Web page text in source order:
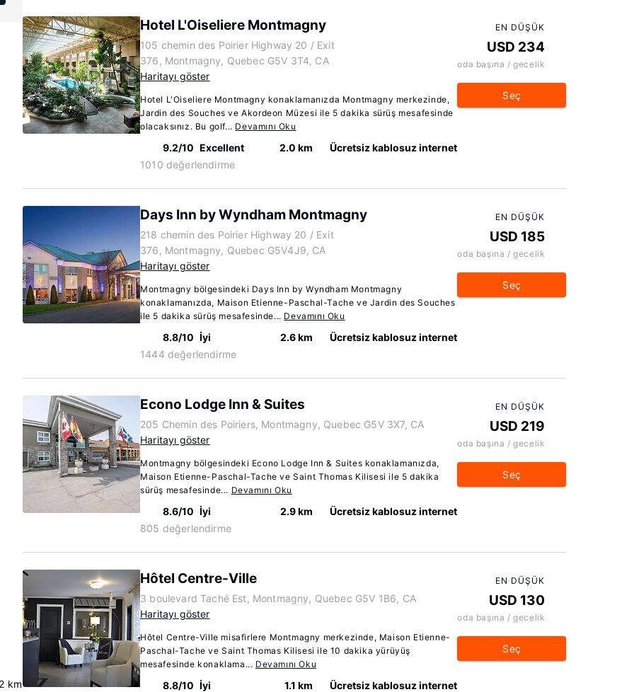
km
Hotel L'Oiseliere Montmagny
105 chemin des Poirier Highway 20 / Exit
376, Montmagny, Quebec G5V 3T4, CA
Haritayı göster
Hotel L'Oiseliere Montmagny konaklamanızda Montmagny merkezinde,
Jardin des Souches ve Akordeon Müzesi ile 5 dakika sürüş mesafesinde
olacaksınız. Bu golf... Devamını Oku
9.2/10 Excellent
1010 değerlendirme
2.0 km Ücretsiz kablosuz internet
EN DÜŞÜK
USD 234
oda başına / gecelik
Seç
Days Inn by Wyndham Montmagny
218 chemin des Poirier Highway 20 / Exit
376, Montmagny, Quebec G5V4J9, CA
Haritayı göster
Montmagny bölgesindeki Days Inn by Wyndham Montmagny
konaklamanızda, Maison Etienne-Paschal-Tache ve Jardin des Souches
ile 5 dakika sürüş mesafesinde... Devamını Oku
8.8/10 İyi
1444 değerlendirme
2.6 km Ücretsiz kablosuz internet
EN DÜŞÜK
USD 185
oda başına / gecelik
Seç
Econo Lodge Inn & Suites
205 Chemin des Poiriers, Montmagny, Quebec G5V 3X7, CA
Haritayı göster
Montmagny bölgesindeki Econo Lodge Inn & Suites konaklamanızda,
Maison Etienne-Paschal-Tache ve Saint Thomas Kilisesi ile 5 dakika
sürüş mesafesinde... Devamını Oku
8.6/10 İyi
805 değerlendirme
2.9 km Ücretsiz kablosuz internet
EN DÜŞÜK
USD 219
oda başına / gecelik
Seç
Hôtel Centre-Ville
3 boulevard Taché Est, Montmagny, Quebec G5V 1B6, CA
Haritayı göster
Hôtel Centre-Ville misafirlere Montmagny merkezinde, Maison Etienne-
Paschal-Tache ve Saint Thomas Kilisesi ile 10 dakika yürüyüş
mesafesinde konaklama... Devamını Oku
8.8/10 İyi
1.1 km Ücretsiz kablosuz internet
EN DÜŞÜK
USD 130
oda başına / gecelik
Seç